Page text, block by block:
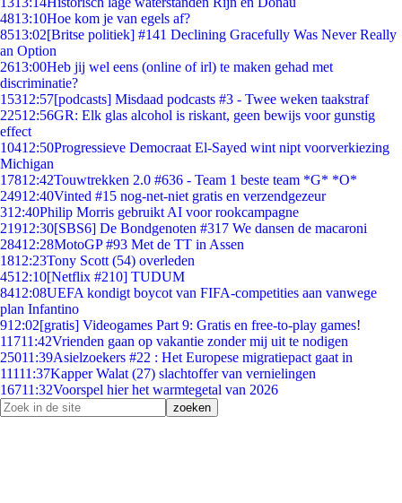
4813:10Hoe kom je van egels af?
8513:02[Britse politiek] #141 Declining Gracefully Was Never Really
an Option
2613:00Heb jij wel eens (online of irl) te maken gehad met
discriminatie?
15312:57[podcasts] Misdaad podcasts #3 - Twee weken taakstraf
22512:56GR: Elk glas alcohol is riskant, geen bewijs voor gunstig
effect
10412:50Progressieve Democraat El-Sayed wint nipt voorverkiezing
Michigan
17812:42Touwtrekken 2.0 #636 - Team 1 beste team *G* *O*
24912:40Vinted #15 nog-net-niet gratis en verzendgezeur
312:40Philip Morris gebruikt AI voor rookcampagne
21912:30[SBS6] De Bondgenoten #317 We dansen de macaroni
28412:28MotoGP #93 Met de TT in Assen
1812:23Tony Scott (54) overleden
4512:10[Netflix #210] TUDUM
8412:08UEFA kondigt boycot van FIFA-competities aan vanwege
plan Infantino
912:02[gratis] Videogames Part 9: Gratis en free-to-play games!
11711:42Vrienden gaan op vakantie zonder mij uit te nodigen
25011:39Asielzoekers #22 : Het Europese migratiepact gaat in
11111:37Kapper Walat (27) slachtoffer van vernielingen
16711:32Voorspel hier het warmtegetal van 2026